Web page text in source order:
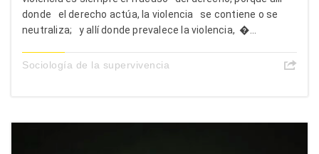
donde el derecho actúa, la violencia se contiene o se
neutraliza; y allí donde prevalece la violencia, �...
Sociología de la supervivencia